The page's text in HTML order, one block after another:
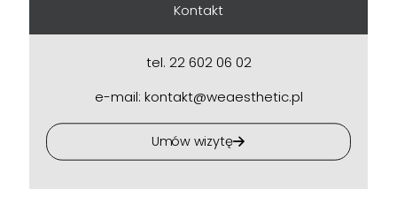
Kontakt
tel. 22 602 06 02
e-mail: kontakt@weaesthetic.pl
Umów wizytę